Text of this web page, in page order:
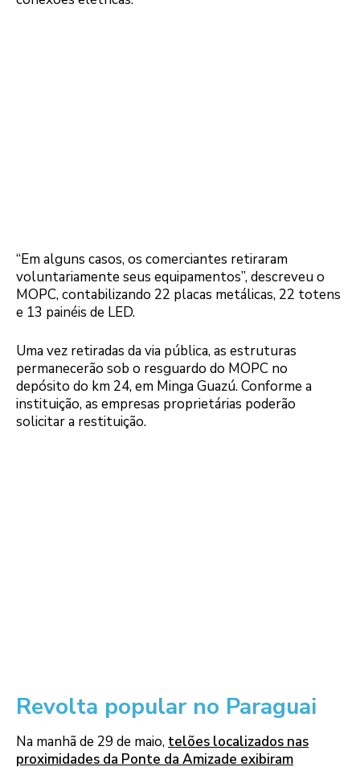
“Em alguns casos, os comerciantes retiraram
voluntariamente seus equipamentos”, descreveu o
MOPC, contabilizando 22 placas metálicas, 22 totens
e 13 painéis de LED.
Uma vez retiradas da via pública, as estruturas
permanecerão sob o resguardo do MOPC no
depósito do km 24, em Minga Guazú. Conforme a
instituição, as empresas proprietárias poderão
solicitar a restituição.
Revolta popular no Paraguai
Na manhã de 29 de maio, telões localizados nas
proximidades da Ponte da Amizade exibiram